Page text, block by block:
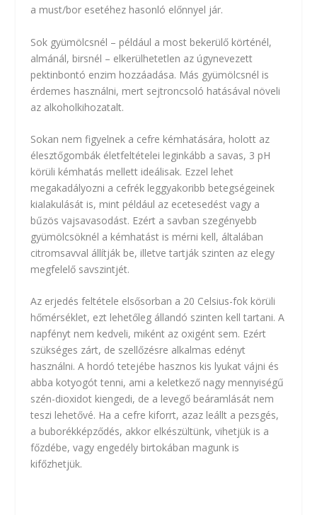
a must/bor esetéhez hasonló előnnyel jár.
Sok gyümölcsnél – például a most bekerülő körténél,
almánál, birsnél – elkerülhetetlen az úgynevezett
pektinbontó enzim hozzáadása. Más gyümölcsnél is
érdemes használni, mert sejtroncsoló hatásával növeli
az alkoholkihozatalt.
Sokan nem figyelnek a cefre kémhatására, holott az
élesztőgombák életfeltételei leginkább a savas, 3 pH
körüli kémhatás mellett ideálisak. Ezzel lehet
megakadályozni a cefrék leggyakoribb betegségeinek
kialakulását is, mint például az ecetesedést vagy a
bűzös vajsavasodást. Ezért a savban szegényebb
gyümölcsöknél a kémhatást is mérni kell, általában
citromsavval állítják be, illetve tartják szinten az elegy
megfelelő savszintjét.
Az erjedés feltétele elsősorban a 20 Celsius-fok körüli
hőmérséklet, ezt lehetőleg állandó szinten kell tartani. A
napfényt nem kedveli, miként az oxigént sem. Ezért
szükséges zárt, de szellőzésre alkalmas edényt
használni. A hordó tetejébe hasznos kis lyukat vájni és
abba kotyogót tenni, ami a keletkező nagy mennyiségű
szén-dioxidot kiengedi, de a levegő beáramlását nem
teszi lehetővé. Ha a cefre kiforrt, azaz leállt a pezsgés,
a buborékképződés, akkor elkészültünk, vihetjük is a
főzdébe, vagy engedély birtokában magunk is
kifőzhetjük.